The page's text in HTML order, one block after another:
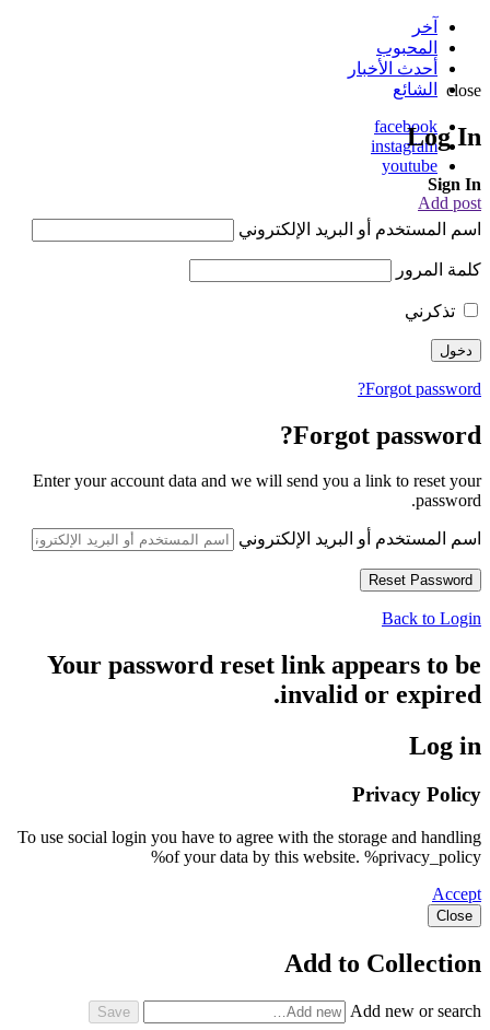
آخر
المحبوب
أحدث الأخبار
الشائع
facebook
instagram
youtube
Add post
close
Log In
Sign In
اسم المستخدم أو البريد الإلكتروني
كلمة المرور
تذكرني
Forgot password?
Forgot password?
Enter your account data and we will send you a link to reset your
password.
اسم المستخدم أو البريد الإلكتروني
Back to Login
Your password reset link appears to be
invalid or expired.
Log in
Privacy Policy
To use social login you have to agree with the storage and handling
of your data by this website. %privacy_policy%
Accept
Close
Add to Collection
Add new or search